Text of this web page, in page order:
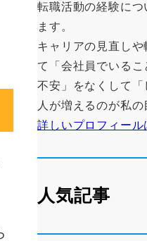
転職活動の経験に
ます。
キャリアの見直し
て「会社員でいる
不安」をなくして「
人が増えるのが私の
詳しいプロフィール
人気記事